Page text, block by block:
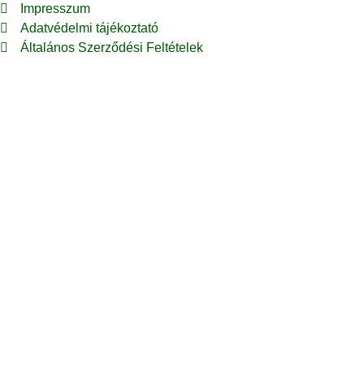
Impresszum
Adatvédelmi tájékoztató
Általános Szerződési Feltételek